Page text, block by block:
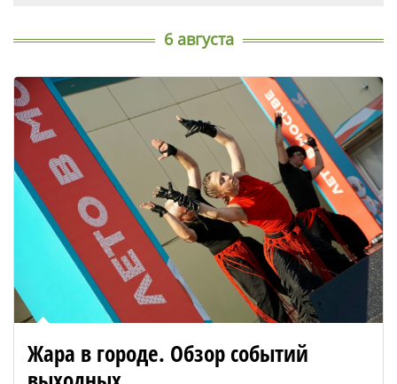
6 августа
Жара в городе. Обзор событий